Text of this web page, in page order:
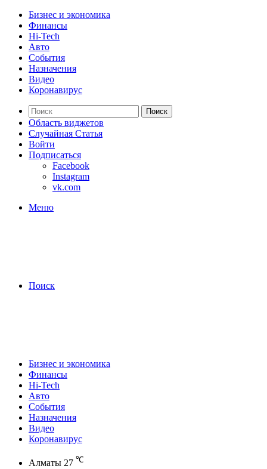
Бизнес и экономика
Финансы
Hi-Tech
Авто
События
Назначения
Видео
Коронавирус
Поиск
Область виджетов
Случайная Статья
Войти
Подписаться
Facebook
Instagram
vk.com
Меню
Поиск
Бизнес и экономика
Финансы
Hi-Tech
Авто
События
Назначения
Видео
Коронавирус
Алматы 27 ℃